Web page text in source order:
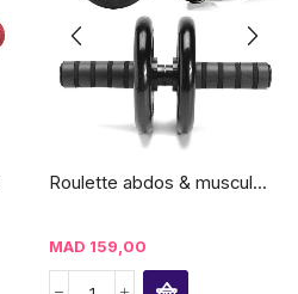
Roulette abdos & muscul...
MAD 159,00